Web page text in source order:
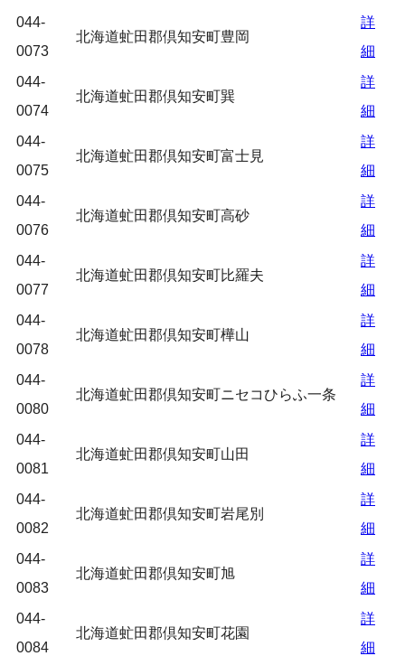
044-
0073
北海道虻田郡倶知安町豊岡
詳
細
044-
0074
北海道虻田郡倶知安町巽
詳
細
044-
0075
北海道虻田郡倶知安町富士見
詳
細
044-
0076
北海道虻田郡倶知安町高砂
詳
細
044-
0077
北海道虻田郡倶知安町比羅夫
詳
細
044-
0078
北海道虻田郡倶知安町樺山
詳
細
044-
0080
北海道虻田郡倶知安町ニセコひらふ一条
詳
細
044-
0081
北海道虻田郡倶知安町山田
詳
細
044-
0082
北海道虻田郡倶知安町岩尾別
詳
細
044-
0083
北海道虻田郡倶知安町旭
詳
細
044-
0084
北海道虻田郡倶知安町花園
詳
細